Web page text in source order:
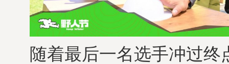
随着最后一名选手冲过终